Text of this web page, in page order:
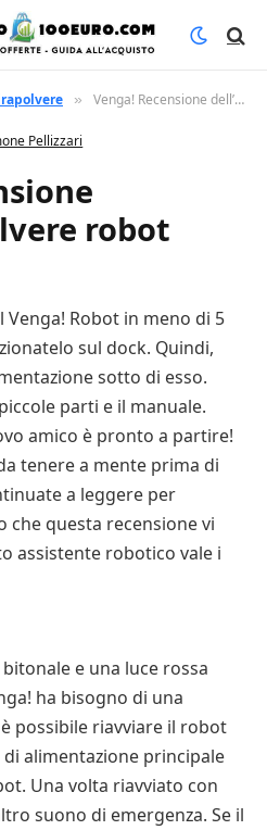
» Venga! Recensione dell’aspirapolvere robot
Pellizzari
robot
Robot in meno di 5
sul dock. Quindi,
sotto di esso.
parti e il manuale.
amico è pronto a partire!
tenere a mente prima di
a leggere per
che questa recensione vi
assistente robotico vale i
e una luce rossa
ha bisogno di una
possibile riavviare il robot
alimentazione principale
Una volta riavviato con
suono di emergenza. Se il